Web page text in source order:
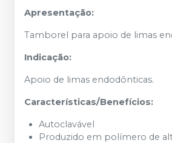
Apresentação:
Tamborel para apoio de limas
Indicação:
Apoio de limas endodônticas.
Características/Benefícios:
Autoclavável
Produzido em polímero de